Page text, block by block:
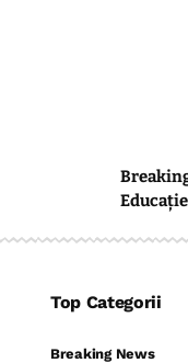
Top Categorii
Breaking News